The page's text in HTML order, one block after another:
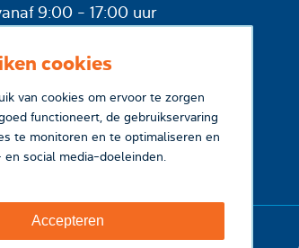
cookies
van cookies om ervoor te zorgen
functioneert, de gebruikservaring
te monitoren en te optimaliseren en
social media-doeleinden.
Accepteren
vanaf 9:00 - 17:00 uur